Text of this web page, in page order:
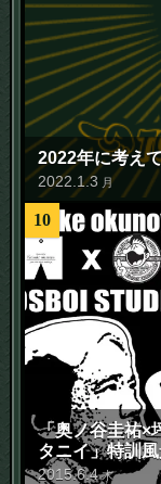
2022年に考え
2022 1.3 月
10
「奥ノ谷圭祐×
タニイ」特訓
2015.6.4 木